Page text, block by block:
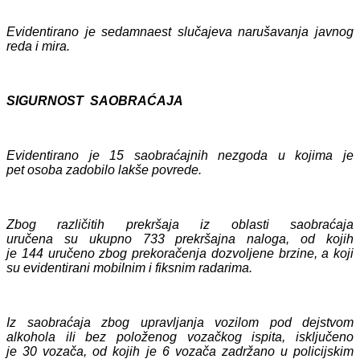
Evidentirano jesedamnaest slučajevanarušavanja javnog
reda i mira.
SIGURNOST SAOBRAĆAJA
Evidentirano je 15 saobraćajnih nezgoda u kojimaje
petosoba zadobilo lakše povrede.
Zbog različitih prekršaja iz oblasti saobraćaja
uručena su ukupno 733prekršajnanaloga, od kojih
je 144 uručenozbog prekoračenja dozvoljene brzine, a koji
su evidentirani mobilnim i fiksnim radarima.
Iz saobraćaja zbog upravljanja vozilom pod dejstvom
alkohola ili bez položenog vozačkog ispita, isključeno
je30 vozača,od kojih je 6 vozača zadržano u policijskim